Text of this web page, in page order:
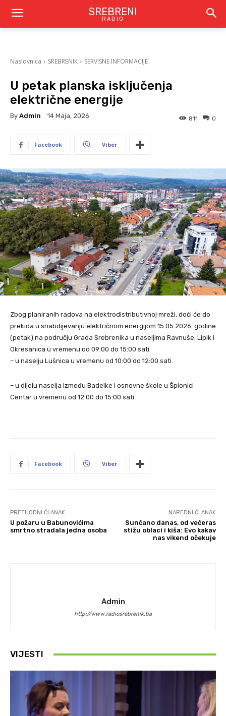
SREBRENI
RADIO
Naslovnica SREBRENIK SERVISNE INFORMACIJE
U petak planska isključenja
električne energije
By Admin 14 Maja, 2026 0
811
Facebook Viber
Zbog planiranih radova na elektrodistributivnoj mreži, doći će do
prekida u snabdijevanju električnom energijom 15.05.2026. godine
(petak) na području Grada Srebrenika u naseljima Ravnuše, Lipik i
Okresanica u vremenu od 09:00 do 15:00 sati.
– u naselju Lušnica u vremenu od 10:00 do 12:00 sati.
– u dijelu naselja između Badelke i osnovne škole u Špionici
Centar u vremenu od 12:00 do 15:00 sati.
Facebook Viber
PRETHODNI ČLANAK
U požaru u Babunovićima
smrtno stradala jedna osoba
NAREDNI ČLANAK
Sunčano danas, od večeras
stižu oblaci i kiša: Evo kakav
nas vikend očekuje
Admin
http://www.radiosrebrenik.ba
VIJESTI